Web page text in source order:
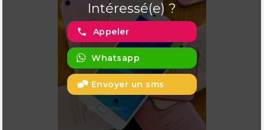
Intéressé(e) ?
phone Appeler
Whatsapp
Envoyer un sms